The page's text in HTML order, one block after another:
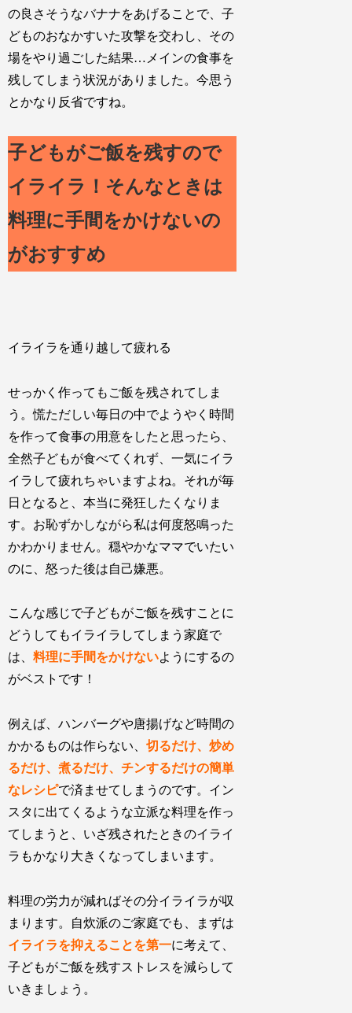
の良さそうなバナナをあげることで、子
どものおなかすいた攻撃を交わし、その
場をやり過ごした結果…メインの食事を
残してしまう状況がありました。今思う
とかなり反省ですね。
子どもがご飯を残すので
イライラ！そんなときは
料理に手間をかけないの
がおすすめ
イライラを通り越して疲れる
せっかく作ってもご飯を残されてしま
う。慌ただしい毎日の中でようやく時間
を作って食事の用意をしたと思ったら、
全然子どもが食べてくれず、一気にイラ
イラして疲れちゃいますよね。それが毎
日となると、本当に発狂したくなりま
す。お恥ずかしながら私は何度怒鳴った
かわかりません。穏やかなママでいたい
のに、怒った後は自己嫌悪。
こんな感じで子どもがご飯を残すことに
どうしてもイライラしてしまう家庭で
は、料理に手間をかけないようにするの
がベストです！
例えば、ハンバーグや唐揚げなど時間の
かかるものは作らない、切るだけ、炒め
るだけ、煮るだけ、チンするだけの簡単
なレシピで済ませてしまうのです。イン
スタに出てくるような立派な料理を作っ
てしまうと、いざ残されたときのイライ
ラもかなり大きくなってしまいます。
料理の労力が減ればその分イライラが収
まります。自炊派のご家庭でも、まずは
イライラを抑えることを第一に考えて、
子どもがご飯を残すストレスを減らして
いきましょう。